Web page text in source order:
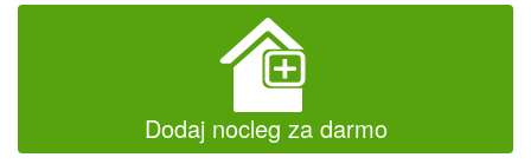
Dodaj nocleg za darmo